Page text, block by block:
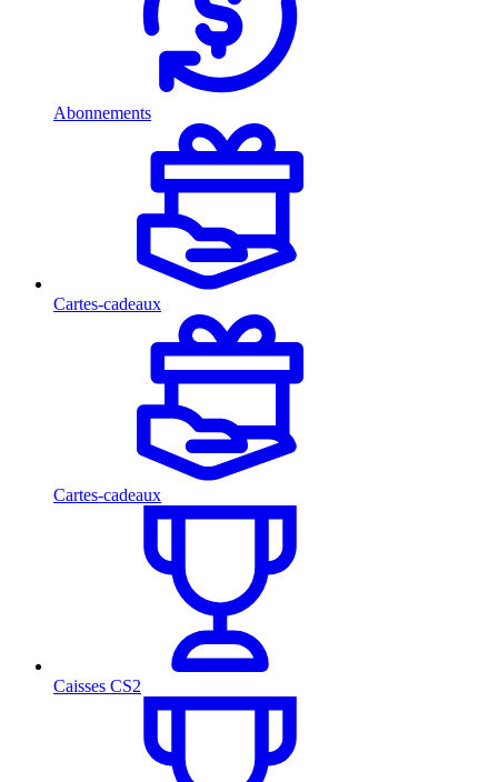
Abonnements
Cartes-cadeaux
Cartes-cadeaux
Caisses CS2